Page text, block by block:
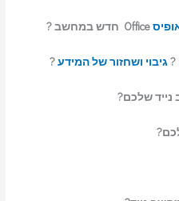
Office חדש במחשב ?
?גיבוי ושחזור של המידע?
נייד שלכם?